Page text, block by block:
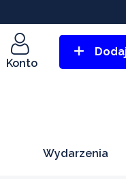
Konto
Wydarzenia